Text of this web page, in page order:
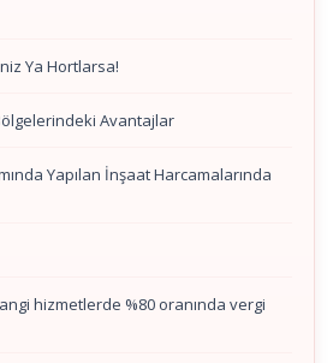
Ya Hortlarsa!
Avantajlar
Yapılan İnşaat Harcamalarında
hizmetlerde %80 oranında vergi